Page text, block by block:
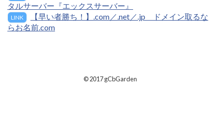
タルサーバー『エックスサーバー』
LINK
【早い者勝ち！】.com／.net／.jp ドメイン取るな
らお名前.com
© 2017gCbGarden